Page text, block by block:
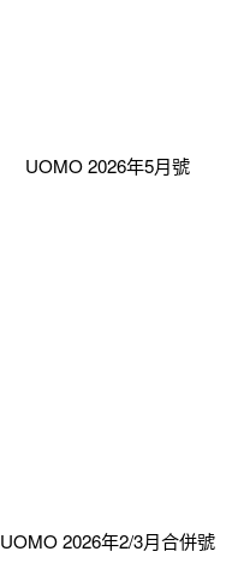
UOMO 2026年5月號
UOMO 2026年2/3月合併號